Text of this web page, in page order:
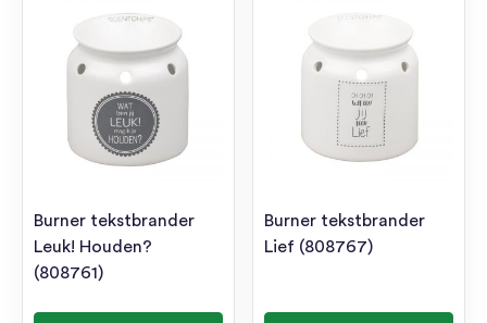
Burner tekstbrander
Leuk! Houden?
(808761)
Burner tekstbrander
Lief (808767)